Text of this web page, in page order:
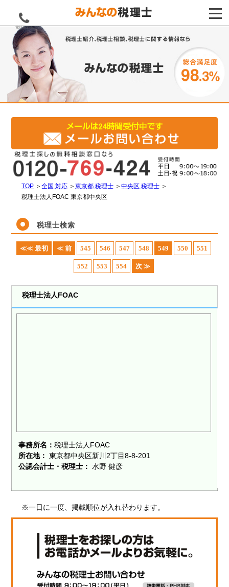
電話をする
TOP ＞全国 対応 ＞東京都 税理士 ＞中央区 税理士 ＞
税理士法人FOAC 東京都中央区
税理士検索
≪≪ 最初 ≪ 前 545 546 547 548 549 550 551
552 553 554 次 ≫
税理士法人FOAC
事務所名：税理士法人FOAC
所在地： 東京都中央区新川2丁目8-8-201
公認会計士・税理士： 水野 健彦
※一日に一度、掲載順位が入れ替わります。